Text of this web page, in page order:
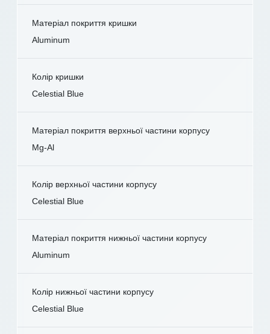
Матеріал покриття кришки
Aluminum
Колір кришки
Celestial Blue
Матеріал покриття верхньої частини корпусу
Mg-Al
Колір верхньої частини корпусу
Celestial Blue
Матеріал покриття нижньої частини корпусу
Aluminum
Колір нижньої частини корпусу
Celestial Blue